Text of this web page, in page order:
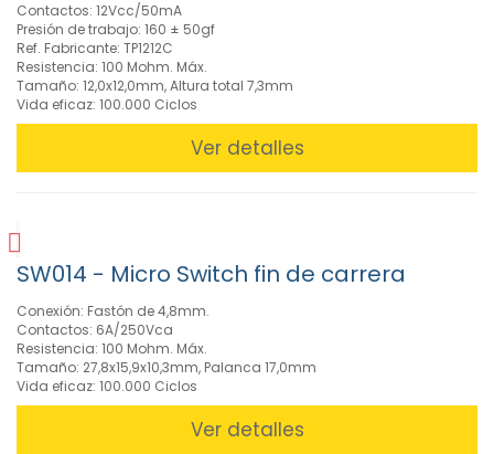
Contactos: 12Vcc/50mA
Presión de trabajo: 160 ± 50gf
Ref. Fabricante: TP1212C
Resistencia: 100 Mohm. Máx.
Tamaño: 12,0x12,0mm, Altura total 7,3mm
Vida eficaz: 100.000 Ciclos
Ver detalles
SW014 - Micro Switch fin de carrera
Conexión: Fastón de 4,8mm.
Contactos: 6A/250Vca
Resistencia: 100 Mohm. Máx.
Tamaño: 27,8x15,9x10,3mm, Palanca 17,0mm
Vida eficaz: 100.000 Ciclos
Ver detalles